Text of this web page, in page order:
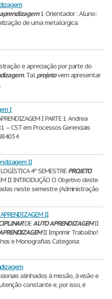
aprendizagem1 Orientador : Aluno:
de uma metalúrgica.
e apreciação por parte do
. Talprojetovem apresentar
I
I PARTE 1 Andrea
– CST em Processos Gerenciais
II
4º SEMESTREPROJETO
II INTRODUÇÃO O Objetivo deste
neste semestre (Administração
II
DEAUTOAPRENDIZAGEMII
II Imprimir Trabalho!
e Monografias Categoria:
alinhados à missão, à visão e
constante e, por isso, é